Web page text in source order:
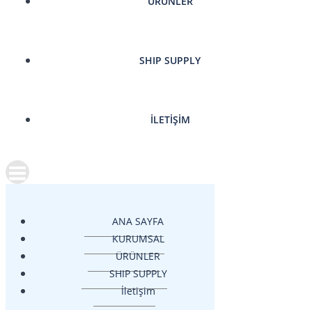
SHIP SUPPLY
İLETIŞIM
ANA SAYFA
KURUMSAL
ÜRÜNLER
SHIP SUPPLY
İletişim